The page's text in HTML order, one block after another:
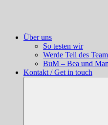
Über uns
So testen wir
Werde Teil des
BuM – Bea und
Kontakt / Get in touch